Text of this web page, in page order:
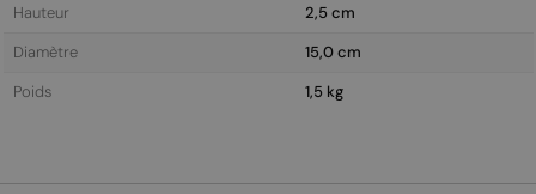
Hauteur
2,5 cm
Diamètre
15,0 cm
Poids
1,5 kg